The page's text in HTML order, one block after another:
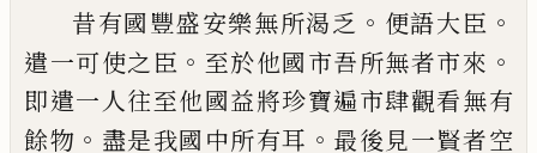
昔有國豐盛安樂無所渴乏 。 便語大臣 。
遣一可使之臣 。 至於他國市吾所無者市來 。
即遣一人往至他國益將珍寶遍市肆觀看無有
餘物 。 盡是我國中所有耳 。 最後見一賢者空